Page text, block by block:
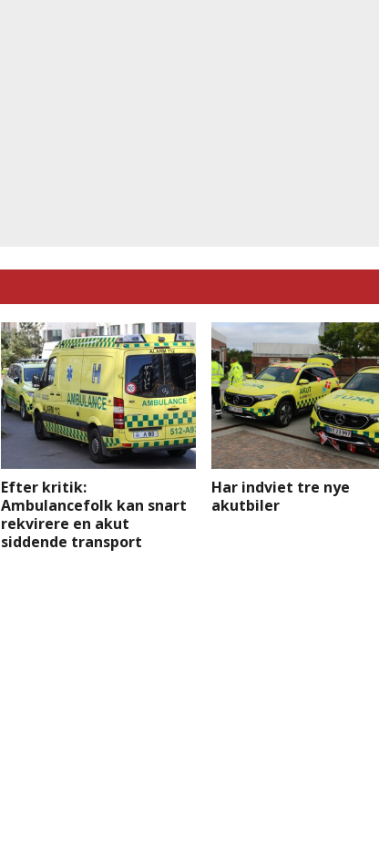
Efter kritik:
Ambulancefolk kan snart
rekvirere en akut
siddende transport
Har indviet tre nye
akutbiler